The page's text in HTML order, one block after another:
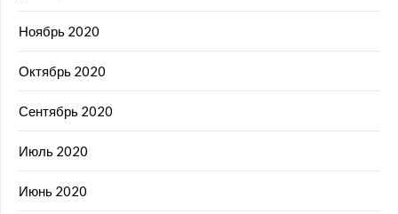
Ноябрь 2020
Октябрь 2020
Сентябрь 2020
Июль 2020
Июнь 2020